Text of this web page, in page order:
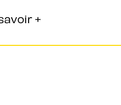
+